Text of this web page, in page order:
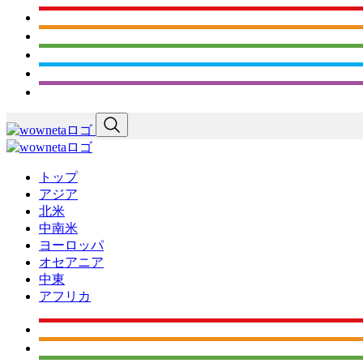
トップ
アジア
北米
中南米
ヨーロッパ
オセアニア
中東
アフリカ